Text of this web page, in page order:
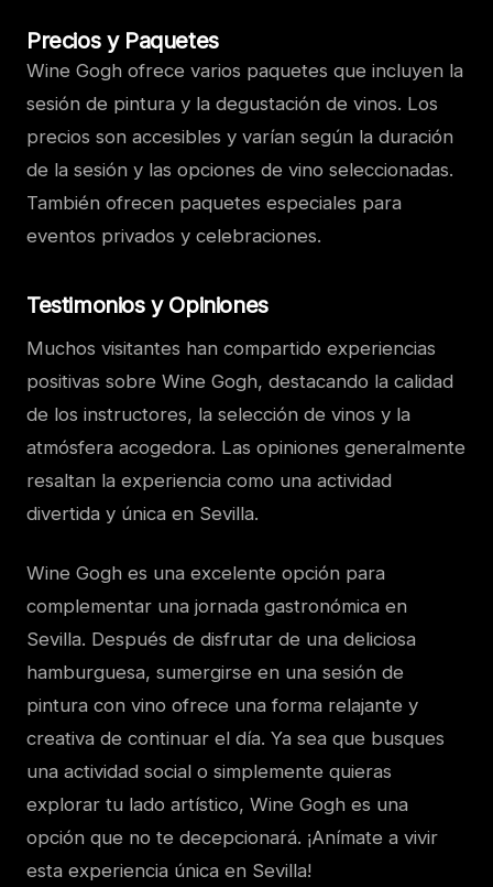
Precios y Paquetes
Wine Gogh ofrece varios paquetes que incluyen la
sesión de pintura y la degustación de vinos. Los
precios son accesibles y varían según la duración
de la sesión y las opciones de vino seleccionadas.
También ofrecen paquetes especiales para
eventos privados y celebraciones.
Testimonios y Opiniones
Muchos visitantes han compartido experiencias
positivas sobre Wine Gogh, destacando la calidad
de los instructores, la selección de vinos y la
atmósfera acogedora. Las opiniones generalmente
resaltan la experiencia como una actividad
divertida y única en Sevilla.
Wine Gogh es una excelente opción para
complementar una jornada gastronómica en
Sevilla. Después de disfrutar de una deliciosa
hamburguesa, sumergirse en una sesión de
pintura con vino ofrece una forma relajante y
creativa de continuar el día. Ya sea que busques
una actividad social o simplemente quieras
explorar tu lado artístico, Wine Gogh es una
opción que no te decepcionará. ¡Anímate a vivir
esta experiencia única en Sevilla!